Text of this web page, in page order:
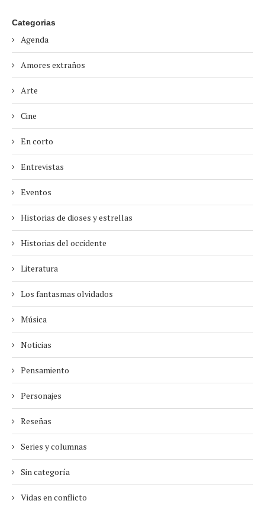
Categorias
Agenda
Amores extraños
Arte
Cine
En corto
Entrevistas
Eventos
Historias de dioses y estrellas
Historias del occidente
Literatura
Los fantasmas olvidados
Música
Noticias
Pensamiento
Personajes
Reseñas
Series y columnas
Sin categoría
Vidas en conflicto